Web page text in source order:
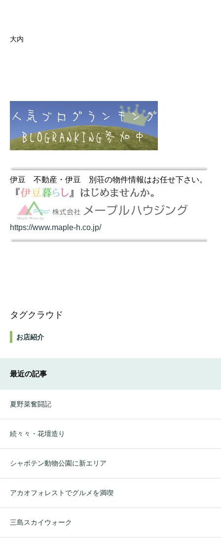
大内
伊豆 不動産・伊豆 別荘の物件情報はお任せ下さい。
https://www.maple-h.co.jp/
タグクラウド
お店紹介
最近の記事
夏野菜奮闘記
続々々・花壇造り
シャボテン動物公園に新エリア
アカオフォレストでグルメを満喫
三島スカイウォーク